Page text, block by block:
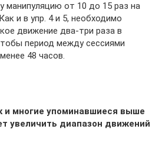
манипуляцию от 10 до 15 раз на
и в упр. 4 и 5, необходимо
движение два-три раза в
период между сессиями
48 часов.
и многие упоминавшиеся выше
увеличить диапазон движений